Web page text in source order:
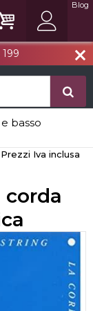
close
Blog
basso
Prezzi Iva inclusa
corda